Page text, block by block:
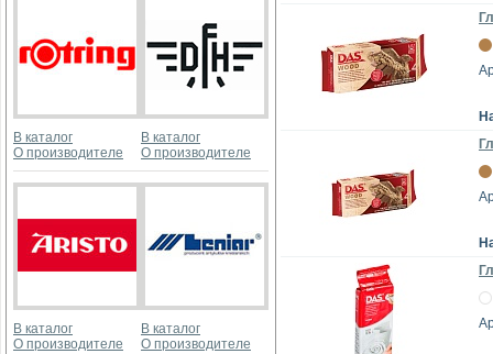
В каталог
О производителе
В каталог
О производителе
В каталог
О производителе
В каталог
О производителе